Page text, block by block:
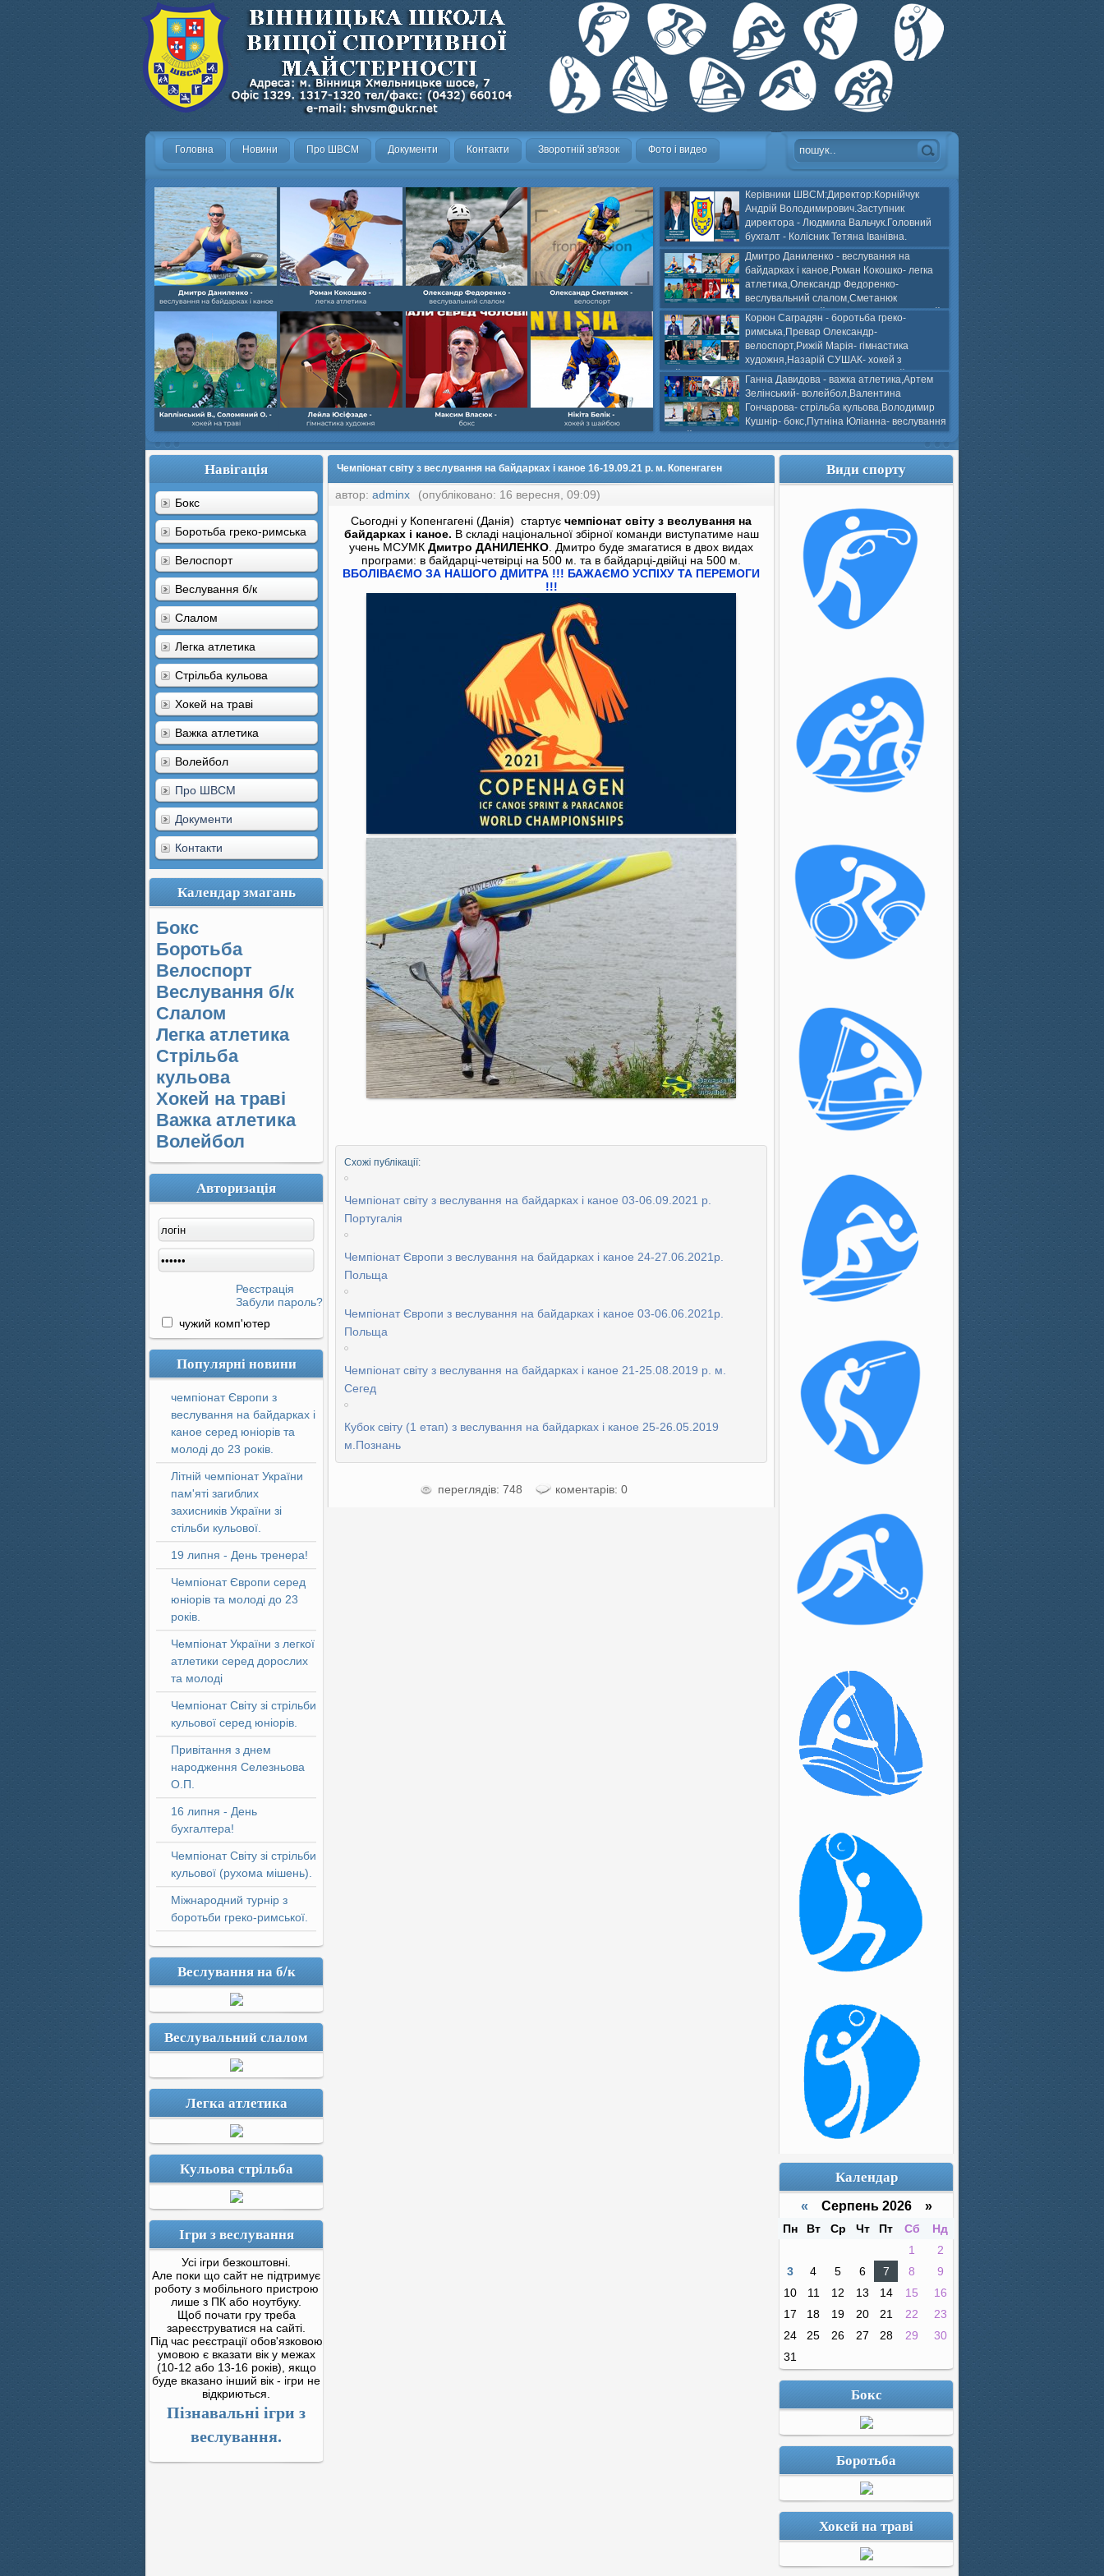
Головна Новини Про ШВСМ Документи Контакти Зворотній зв'язок Фото і видео
Керівники ШВСМ:Директор:Корнійчук
Андрій Володимирович.Заступник
директора - Людмила Вальчук.Головний
бухгалт - Колісник Тетяна Іванівна.
Дмитро Даниленко - веслування на
байдарках і каное,Роман Кокошко- легка
атлетика,Олександр Федоренко-
веслувальний слалом,Сметанюк
Олександр- велоспорт,Каплінський Володимир, Соломяний
Олександр- хокей на траві,Лейла Юсіфзаде- гімнастика
художня,Максим Власюк- бокс,Нікіта БЕЛІК- хокей з шайбою.
Корюн Саградян - боротьба греко-
римська,Превар Олександр-
велоспорт,Рижій Марія- гімнастика
художня,Назарій СУШАК- хокей з
шайбою,Ігор Бичков- боротьба греко-римська,Сергій
Колісник- важка атлетика,Вікторія Добротворська-
веслвальний слалом,Валерія Якушева - волейбол.
Ганна Давидова - важка атлетика,Артем
Зелінський- волейбол,Валентина
Гончарова- стрільба кульова,Володимир
Кушнір- бокс,Путніна Юліанна- веслування
на байдарках і каное,Моїсеєнко Марія- стрільба
кульова,Селезньов Г. веслування на байдарках і
каное,Максим Чекін- бокс.
Навігація
Бокс
Боротьба греко-римська
Велоспорт
Веслування б/к
Cлалом
Легка атлетика
Стрільба кульова
Хокей на траві
Важка атлетика
Волейбол
Про ШВСМ
Документи
Контакти
Календар змагань
Бокс
Боротьба
Велоспорт
Веслування б/к
Cлалом
Легка атлетика
Стрільба
кульова
Хокей на траві
Важка атлетика
Волейбол
Авторизація
Реєстрація
Забули пароль?
чужий комп'ютер
Популярні новини
чемпіонат Європи з
веслування на байдарках і
каное серед юніорів та
молоді до 23 років.
Літній чемпіонат України
пам'яті загиблих
захисників України зі
стільби кульової.
19 липня - День тренера!
Чемпіонат Європи серед
юніорів та молоді до 23
років.
Чемпіонат України з легкої
атлетики серед дорослих
та молоді
Чемпіонат Світу зі стрільби
кульової серед юніорів.
Привітання з днем
народження Селезньова
О.П.
16 липня - День
бухгалтера!
Чемпіонат Світу зі стрільби
кульової (рухома мішень).
Міжнародний турнір з
боротьби греко-римської.
Веслування на б/к
Веслувальний слалом
Легка атлетика
Кульова стрільба
Ігри з веслування
Усі ігри безкоштовні.
Але поки що сайт не підтримує
роботу з мобільного пристрою
лише з ПК або ноутбуку.
Щоб почати гру треба
зареєструватися на сайті.
Під час реєстрації обов'язковою
умовою є вказати вік у межах
(10-12 або 13-16 років), якщо
буде вказано інший вік - ігри не
відкриються.
Пізнавальні ігри з
веслування.
Чемпіонат світу з веслування на байдарках і каное 16-19.09.21 р. м. Копенгаген
автор: adminx
(опубліковано: 16 вересня, 09:09)
Сьогодні у Копенгагені (Данія) стартує чемпіонат світу з веслування на
байдарках і каное. В складі національної збірної команди виступатиме наш
учень МСУМК Дмитро ДАНИЛЕНКО . Дмитро буде змагатися в двох видах
програми: в байдарці-четвірці на 500 м. та в байдарці-двійці на 500 м.
ВБОЛІВАЄМО ЗА НАШОГО ДМИТРА !!! БАЖАЄМО УСПІХУ ТА ПЕРЕМОГИ
!!!
Схожі публікації:
Чемпіонат світу з веслування на байдарках і каное 03-06.09.2021 р.
Португалія
Чемпіонат Європи з веслування на байдарках і каное 24-27.06.2021р.
Польща
Чемпіонат Європи з веслування на байдарках і каное 03-06.06.2021р.
Польща
Чемпіонат світу з веслування на байдарках і каное 21-25.08.2019 р. м.
Сегед
Кубок світу (1 етап) з веслування на байдарках і каное 25-26.05.2019
м.Познань
переглядів: 748 коментарів: 0
Види спорту
Календар
« Серпень 2026 »
Пн Вт Ср Чт Пт Сб
Нд
1
2
3
4 5 6 7 8
9
10
11 12 13 14 15
16
17
18 19 20 21 22
23
24
25 26 27 28 29
30
31
Бокс
Боротьба
Хокей на траві